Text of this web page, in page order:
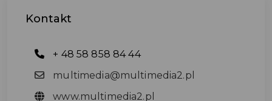
Kontakt
+ 48 58 858 84 44
multimedia@multimedia2.pl
www.multimedia2.pl